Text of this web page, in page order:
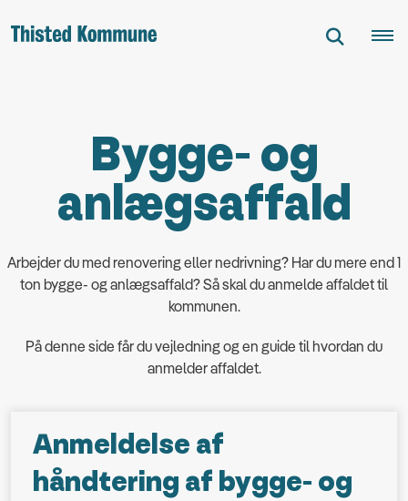
Bygge- og
anlægsaffald
Arbejder du med renovering eller nedrivning? Har du mere end 1
ton bygge- og anlægsaffald? Så skal du anmelde affaldet til
kommunen.
På denne side får du vejledning og en guide til hvordan du
anmelder affaldet.
Anmeldelse af
håndtering af bygge- og